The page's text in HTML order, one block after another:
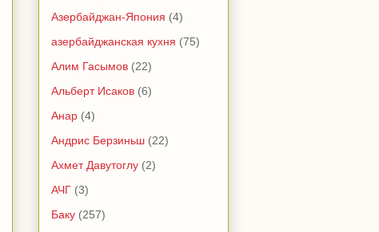
Азербайджан-Япония (4)
азербайджанская кухня (75)
Алим Гасымов (22)
Альберт Исаков (6)
Анар (4)
Андрис Берзиньш (22)
Ахмет Давутоглу (2)
АЧГ (3)
Баку (257)